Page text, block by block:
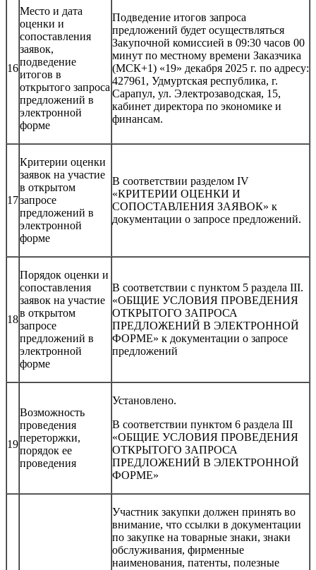
16
Место и дата
оценки и
сопоставления
заявок,
подведение
итогов в
открытого запроса
предложений в
электронной
форме
Подведение итогов запроса
предложений будет осуществляться
Закупочной комиссией в 09:30 часов 00
минут по местному времени Заказчика
(МСК+1) «19» декабря 2025 г. по адресу:
427961, Удмуртская республика, г.
Сарапул, ул. Электрозаводская, 15,
кабинет директора по экономике и
финансам.
17
Критерии оценки
заявок на участие
в открытом
запросе
предложений в
электронной
форме
В соответствии разделом IV
«КРИТЕРИИ ОЦЕНКИ И
СОПОСТАВЛЕНИЯ ЗАЯВОК» к
документации о запросе предложений.
18
Порядок оценки и
сопоставления
заявок на участие
в открытом
запросе
предложений в
электронной
форме
В соответствии с пунктом 5 раздела III.
«ОБЩИЕ УСЛОВИЯ ПРОВЕДЕНИЯ
ОТКРЫТОГО ЗАПРОСА
ПРЕДЛОЖЕНИЙ В ЭЛЕКТРОННОЙ
ФОРМЕ» к документации о запросе
предложений
19
Возможность
проведения
переторжки,
порядок ее
проведения
Установлено.
В соответствии пунктом 6 раздела III
«ОБЩИЕ УСЛОВИЯ ПРОВЕДЕНИЯ
ОТКРЫТОГО ЗАПРОСА
ПРЕДЛОЖЕНИЙ В ЭЛЕКТРОННОЙ
ФОРМЕ»
Участник закупки должен принять во
внимание, что ссылки в документации
по закупке на товарные знаки, знаки
обслуживания, фирменные
наименования, патенты, полезные